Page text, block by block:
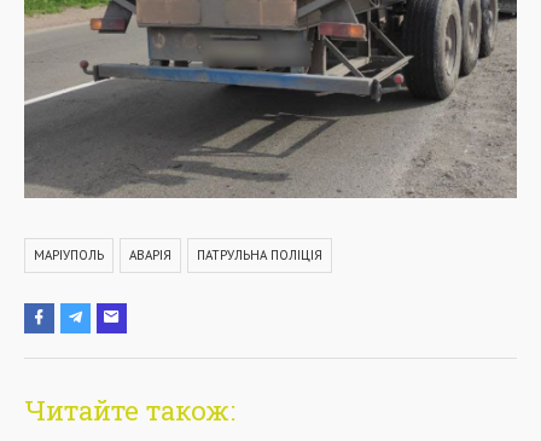
МАРІУПОЛЬ АВАРІЯ ПАТРУЛЬНА ПОЛІЦІЯ
Читайте також: